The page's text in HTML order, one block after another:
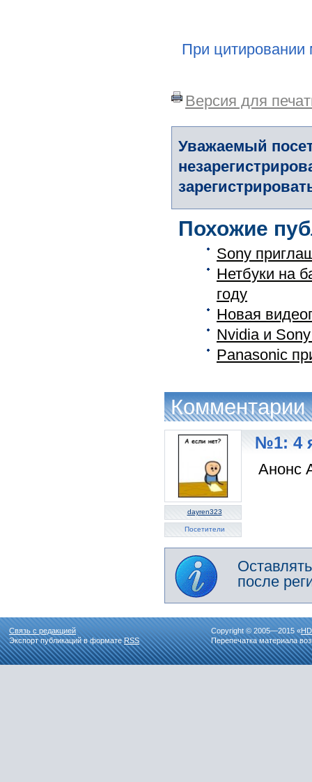
При цитировании
Версия для
Уважаемый
Похожие
Sony
Нетбуки на
году
Новая
Nvidia и
Panasonic
Комментарии
dayren323
Посетители
№1: 4
Анонс
после
Связь с редакцией
Экспорт публикаций в форматеRSS
Copyright © 2005—2015 «
Перепечатка материала